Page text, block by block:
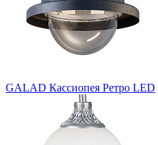
GALAD Кассиопея Ретро LED